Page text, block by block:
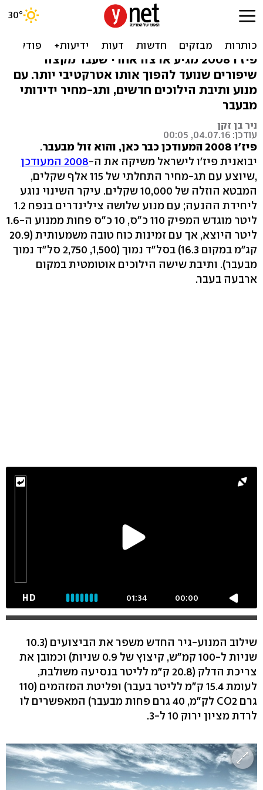
פיז'ו 2008 מעודכן - זול
פיז'ו 2008 מגיע ארצה אחרי שעבר מקצה
שיפורים שנועד להפוך אותו אטרקטיבי יותר. עם
מנוע ותיבת הילוכים חדשים, ותג-מחיר ידידותי
מבעבר
ניר בן זקן
עודכן: 04.07.16, 00:05
פיז'ו 2008 המעודכן כבר כאן, והוא זול מבעבר
.
יבואנית פיז'ו לישראל משיקה את ה-2008 המעודכן
,שיוצע עם תג-מחיר התחלתי של 115 אלף שקלים,
המבטא הוזלה של 10,000 שקלים. עיקר השינוי נוגע
ליחידת ההנעה; עם מנוע שלושה צילינדרים בנפח 1.2
ליטר מוגדש המפיק 110 כ"ס, 10 כ"ס פחות ממנוע ה-1.6
ליטר היוצא, אך עם זמינות כוח טובה משמעותית (20.9
קג"מ במקום 16.3) בסל"ד נמוך (1,500, 2,750 סל"ד נמוך
מבעבר). ותיבת שישה הילוכים אוטומטית במקום
ארבעה בעבר.
00:00
01:34
HD
שילוב המנוע-גיר החדש משפר את הביצועים (10.3
שניות ל-100 קמ"ש, קיצוץ של 0.9 שניות) וכמובן את
צריכת הדלק (20.8 ק"מ לליטר בנסיעה משולבת,
לעומת 15.4 ק"מ לליטר בעבר) ופליטת המזהמים (110
גרם CO2 לק"מ, 40 גרם פחות מבעבר) המאפשרים לו
לרדת מציון ירוק 10 ל-3.